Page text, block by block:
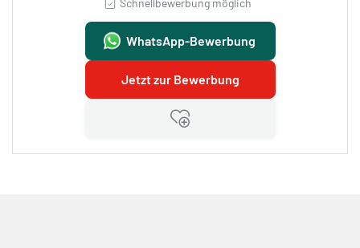
Schnellbewerbung möglich
WhatsApp-Bewerbung
Jetzt zur Bewerbung